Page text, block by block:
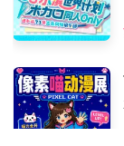
动票务销售平台